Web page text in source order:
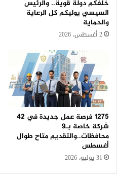
خلفكم دولة قوية.. والرئيس
السيسي يوليكم كل الرعاية
والحماية
2 أغسطس، 2026
1275 فرصة عمل جديدة في 42
شركة خاصة بـ9
محافظات..والتقديم متاح طوال
أغسطس
31 يوليو، 2026